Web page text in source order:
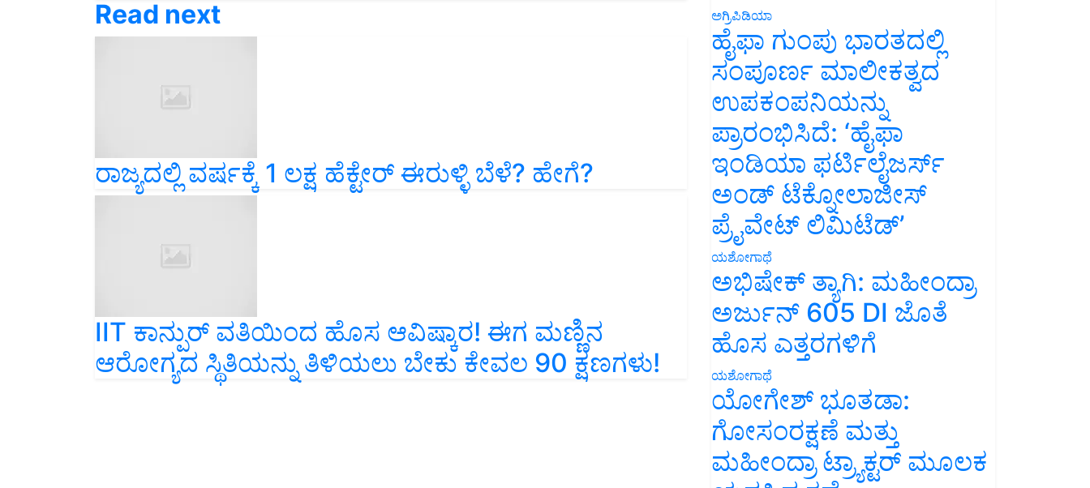
ರಾಜ್ಯದಲ್ಲಿ ವರ್ಷಕ್ಕೆ 1 ಲಕ್ಷ ಹೆಕ್ಟೇರ್‌ ಈರುಳ್ಳಿ ಬೆಳೆ? ಹೇಗೆ?
IIT ಕಾನ್ಪುರ್ ವತಿಯಿಂದ ಹೊಸ ಆವಿಷ್ಕಾರ! ಈಗ ಮಣ್ಣಿನ
ಆರೋಗ್ಯದ ಸ್ಥಿತಿಯನ್ನು ತಿಳಿಯಲು ಬೇಕು ಕೇವಲ 90 ಕ್ಷಣಗಳು!
ಅಗ್ರಿಪಿಡಿಯಾ
ಹೈಫಾ ಗುಂಪು ಭಾರತದಲ್ಲಿ
ಸಂಪೂರ್ಣ ಮಾಲೀಕತ್ವದ
ಉಪಕಂಪನಿಯನ್ನು
ಪ್ರಾರಂಭಿಸಿದೆ: ‘ಹೈಫಾ
ಇಂಡಿಯಾ ಫರ್ಟಿಲೈಜರ್ಸ್
ಅಂಡ್ ಟೆಕ್ನೋಲಾಜೀಸ್
ಪ್ರೈವೇಟ್ ಲಿಮಿಟೆಡ್’
ಯಶೋಗಾಥೆ
ಅಭಿಷೇಕ್ ತ್ಯಾಗಿ: ಮಹೀಂದ್ರಾ
ಅರ್ಜುನ್ 605 DI ಜೊತೆ
ಹೊಸ ಎತ್ತರಗಳಿಗೆ
ಯಶೋಗಾಥೆ
ಯೋಗೇಶ್ ಭೂತಡಾ:
ಗೋಸಂರಕ್ಷಣೆ ಮತ್ತು
ಮಹೀಂದ್ರಾ ಟ್ರ್ಯಾಕ್ಟರ್ ಮೂಲಕ